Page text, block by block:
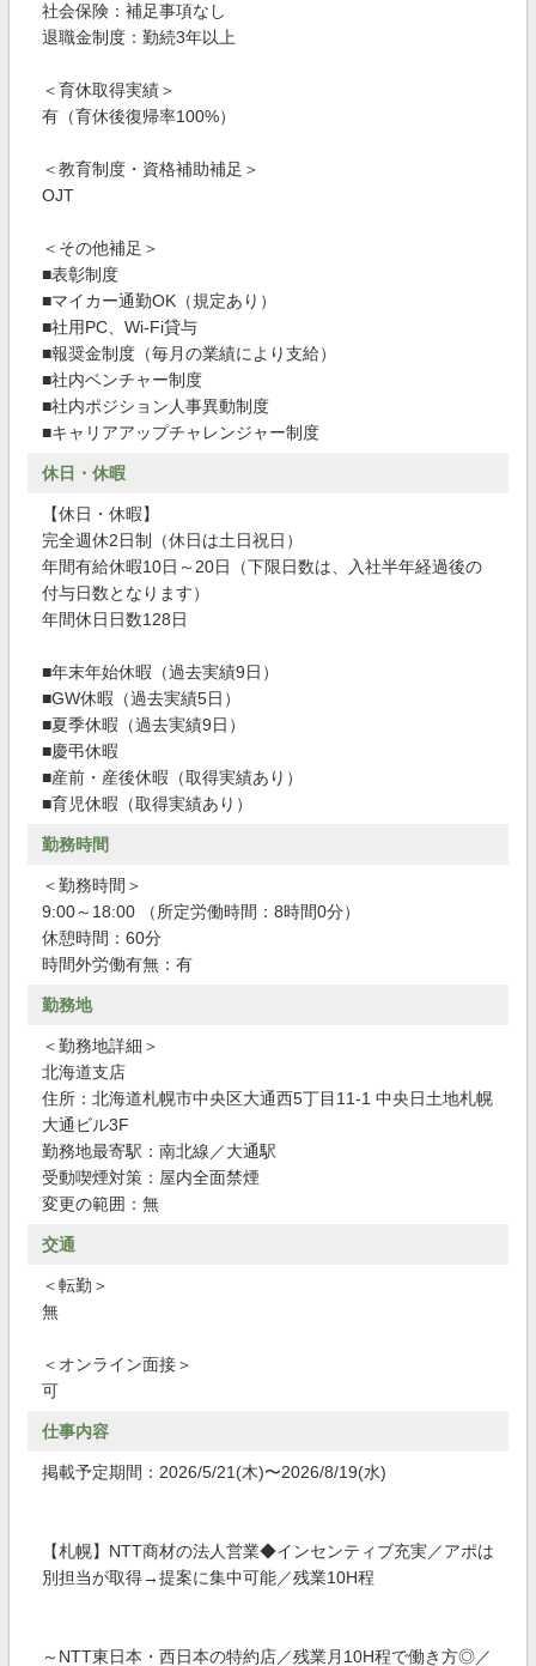
社会保険：補足事項なし
退職金制度：勤続3年以上
＜育休取得実績＞
有（育休後復帰率100%）
＜教育制度・資格補助補足＞
OJT
＜その他補足＞
■表彰制度
■マイカー通勤OK（規定あり）
■社用PC、Wi-Fi貸与
■報奨金制度（毎月の業績により支給）
■社内ベンチャー制度
■社内ポジション人事異動制度
■キャリアアップチャレンジャー制度
休日・休暇
【休日・休暇】
完全週休2日制（休日は土日祝日）
年間有給休暇10日～20日（下限日数は、入社半年経過後の
付与日数となります）
年間休日日数128日
■年末年始休暇（過去実績9日）
■GW休暇（過去実績5日）
■夏季休暇（過去実績9日）
■慶弔休暇
■産前・産後休暇（取得実績あり）
■育児休暇（取得実績あり）
勤務時間
＜勤務時間＞
9:00～18:00 （所定労働時間：8時間0分）
休憩時間：60分
時間外労働有無：有
勤務地
＜勤務地詳細＞
北海道支店
住所：北海道札幌市中央区大通西5丁目11-1 中央日土地札幌
大通ビル3F
勤務地最寄駅：南北線／大通駅
受動喫煙対策：屋内全面禁煙
変更の範囲：無
交通
＜転勤＞
無
＜オンライン面接＞
可
仕事内容
掲載予定期間：2026/5/21(木)〜2026/8/19(水)
【札幌】NTT商材の法人営業◆インセンティブ充実／アポは
別担当が取得→提案に集中可能／残業10H程
～NTT東日本・西日本の特約店／残業月10H程で働き方◎／